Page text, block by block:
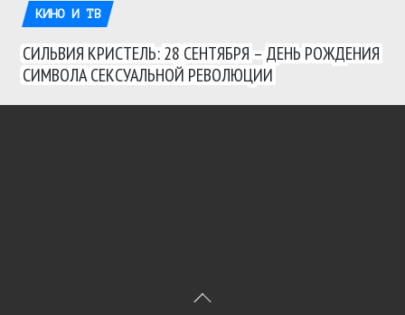
КИНО И ТВ
СИЛЬВИЯ КРИСТЕЛЬ: 28 СЕНТЯБРЯ – ДЕНЬ РОЖДЕНИЯ
СИМВОЛА СЕКСУАЛЬНОЙ РЕВОЛЮЦИИ